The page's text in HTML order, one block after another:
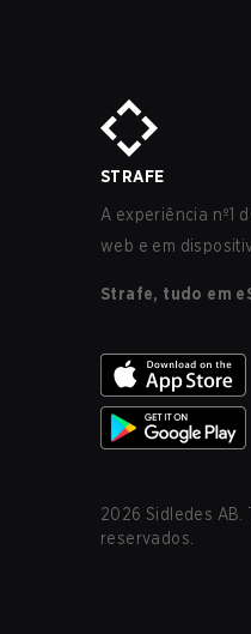
STRAFE
A experiência nº1
web e em
Strafe, tudo em
2026 Sidledes AB.
reservados.